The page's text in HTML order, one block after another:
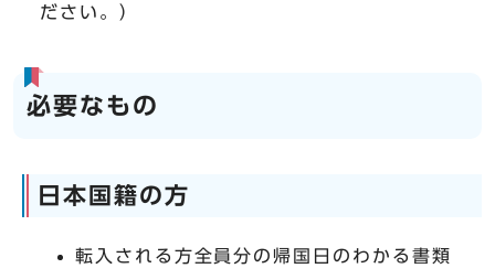
ださい。）
必要なもの
日本国籍の方
転入される方全員分の帰国日のわかる書類